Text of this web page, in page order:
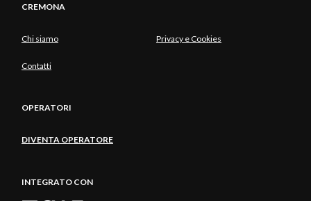
CREMONA
Chi siamo Privacy e Cookies
Contatti
OPERATORI
DIVENTA OPERATORE
INTEGRATO CON